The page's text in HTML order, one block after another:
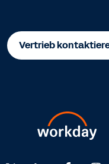
Vertrieb